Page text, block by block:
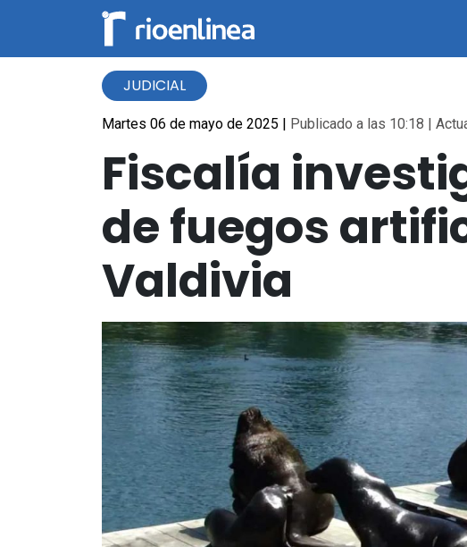
JUDICIAL
Martes 06 de mayo de 2025 | Publicado a las 10:18 |
Fiscalía
de fuegos
Valdivia